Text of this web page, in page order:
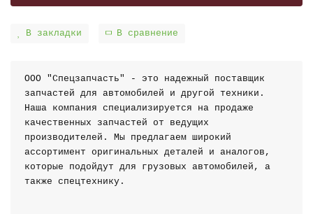
В закладки В сравнение
ООО "Спецзапчасть" - это надежный поставщик
запчастей для автомобилей и другой техники.
Наша компания специализируется на продаже
качественных запчастей от ведущих
производителей. Мы предлагаем широкий
ассортимент оригинальных деталей и аналогов,
которые подойдут для грузовых автомобилей, а
также спецтехнику.